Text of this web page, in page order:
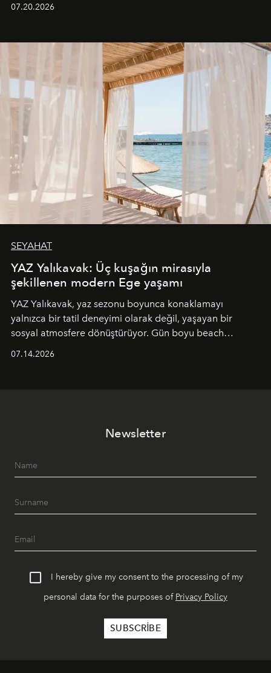
07.20.2026
SEYAHAT
YAZ Yalıkavak: Üç kuşağın mirasıyla
şekillenen modern Ege yaşamı
YAZ Yalıkavak, yaz sezonu boyunca konaklamayı
yalnızca bir tatil deneyimi olarak değil, yaşayan bir
sosyal atmosfere dönüştürüyor. Gün boyu beach
geceye taşıyarak her hafta farklı bir deneyim sunuyor.
07.14.2026
Newsletter
I hereby give my consent to the processing of my
personal data for the purposes of Privacy Policy